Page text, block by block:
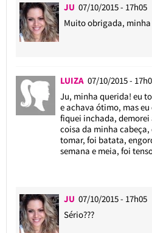
JU 07/10/2015 - 17h05
Muito obrigada,
LUIZA 07/10/2015 -
Ju, minha querida! eu
e achava ótimo, mas
fiquei inchada, demorei
coisa da minha
tomar, foi batata,
semana e meia, foi
JU 07/10/2015 - 17h05
Sério???